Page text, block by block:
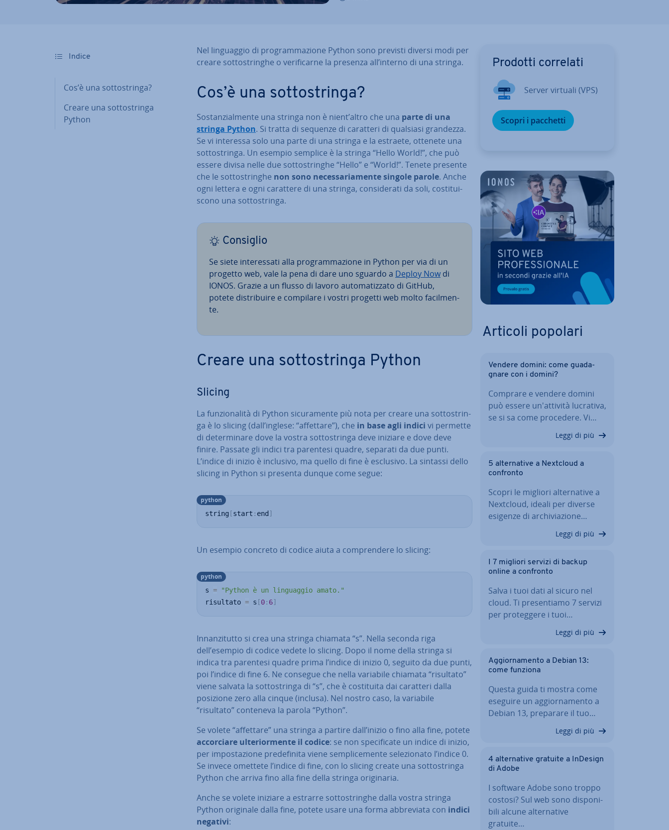
Indice
Cos’è una sot­to­strin­ga?
Creare una sot­to­strin­ga
Python
Nel lin­guag­gio di pro­gram­ma­zio­ne Python sono previsti diversi modi per
creare sot­to­strin­ghe o ve­ri­fi­car­ne la presenza all’interno di una stringa.
Cos’è una sot­to­strin­ga?
So­stan­zial­men­te una stringa non è nient’altro che una parte di una
stringa Python. Si tratta di sequenze di caratteri di qualsiasi grandezza.
Se vi interessa solo una parte di una stringa e la estraete, ottenete una
sot­to­strin­ga. Un esempio semplice è la stringa “Hello World!”, che può
essere divisa nelle due sot­to­strin­ghe “Hello” e “World!”. Tenete presente
che le sot­to­strin­ghe non sono ne­ces­sa­ria­men­te singole parole. Anche
ogni lettera e ogni carattere di una stringa, con­si­de­ra­ti da soli, co­sti­tui­
sco­no una sot­to­strin­ga.
Consiglio
Se siete in­te­res­sa­ti alla pro­gram­ma­zio­ne in Python per via di un
progetto web, vale la pena di dare uno sguardo a Deploy Now di
IONOS. Grazie a un flusso di lavoro au­to­ma­tiz­za­to di GitHub,
potete di­stri­bui­re e compilare i vostri progetti web molto fa­cil­men­
te.
Creare una sot­to­strin­ga Python
Slicing
La fun­zio­na­li­tà di Python si­cu­ra­men­te più nota per creare una sot­to­strin­
ga è lo slicing (dall’inglese: “affettare”), che in base agli indici vi permette
di de­ter­mi­na­re dove la vostra sot­to­strin­ga deve iniziare e dove deve
finire. Passate gli indici tra parentesi quadre, separati da due punti.
L’indice di inizio è inclusivo, ma quello di fine è esclusivo. La sintassi dello
slicing in Python si presenta dunque come segue:
string [start : end ]
python
Un esempio concreto di codice aiuta a com­pren­de­re lo slicing:
s =
"Python è un linguaggio amato."
risultato = s [0: 6]
python
In­nan­zi­tut­to si crea una stringa chiamata “s”. Nella seconda riga
dell’esempio di codice vedete lo slicing. Dopo il nome della stringa si
indica tra parentesi quadre prima l’indice di inizio 0, seguito da due punti,
poi l’indice di fine 6. Ne consegue che nella variabile chiamata “risultato”
viene salvata la sot­to­strin­ga di “s”, che è co­sti­tui­ta dai caratteri dalla
posizione zero alla cinque (inclusa). Nel nostro caso, la variabile
“risultato” conteneva la parola “Python”.
Se volete “affettare” una stringa a partire dall’inizio o fino alla fine, potete
ac­cor­cia­re ul­te­rior­men­te il codice: se non spe­ci­fi­ca­te un indice di inizio,
per im­po­sta­zio­ne pre­de­fi­ni­ta viene sem­pli­ce­men­te se­le­zio­na­to l’indice 0.
Se invece omettete l’indice di fine, con lo slicing create una sot­to­strin­ga
Python che arriva fino alla fine della stringa ori­gi­na­ria.
Anche se volete iniziare a estrarre sot­to­strin­ghe dalla vostra stringa
Python originale dalla fine, potete usare una forma ab­bre­via­ta con indici
negativi:
Prodotti correlati
Server virtuali (VPS)
Scopri i pacchetti
Articoli popolari
Vendere domini: come gua­da­
gna­re con i domini?
Comprare e vendere domini
può essere un'at­ti­vi­tà lucrativa,
se si sa come procedere. Vi…
Leggi di più
5 al­ter­na­ti­ve a Nextcloud a
confronto
Scopri le migliori al­ter­na­ti­ve a
Nextcloud, ideali per diverse
esigenze di ar­chi­via­zio­ne…
Leggi di più
I 7 migliori servizi di backup
online a confronto
Salva i tuoi dati al sicuro nel
cloud. Ti pre­sen­tia­mo 7 servizi
per pro­teg­ge­re i tuoi…
Leggi di più
Ag­gior­na­men­to a Debian 13:
come funziona
Questa guida ti mostra come
eseguire un ag­gior­na­men­to a
Debian 13, preparare il tuo…
Leggi di più
4 al­ter­na­ti­ve gratuite a InDesign
di Adobe
I software Adobe sono troppo
costosi? Sul web sono di­spo­ni­
bi­li alcune al­ter­na­ti­ve
gratuite…